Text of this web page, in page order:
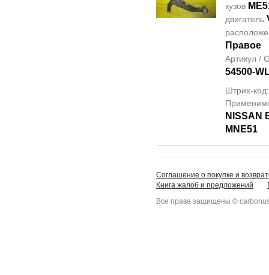
кузов
двигатель
Правое
Артикул /
54500-
Штрих-
NISSAN
MNE51
Соглашение о покупке и
Книга жалоб и предложений
Все права защищены ©